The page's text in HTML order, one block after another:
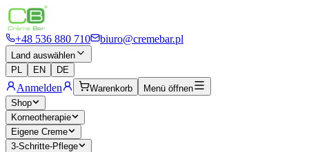
+48 536 880 710 biuro@cremebar.pl
Land auswählen
PL
EN DE
Anmelden Warenkorb
Menü öffnen
Shop
Korneotherapie
Eigene Creme
3-Schritte-Pflege